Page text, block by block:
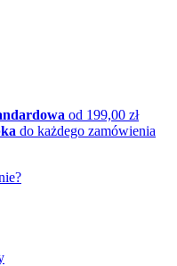
od 199,00 zł
do każdego zamówienia